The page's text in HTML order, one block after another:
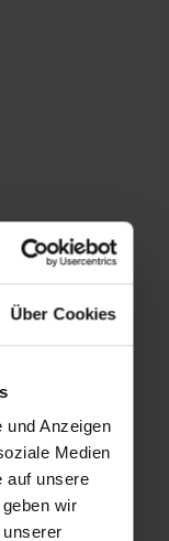
Über Cookies
und Anzeigen
Medien
auf unsere
wir